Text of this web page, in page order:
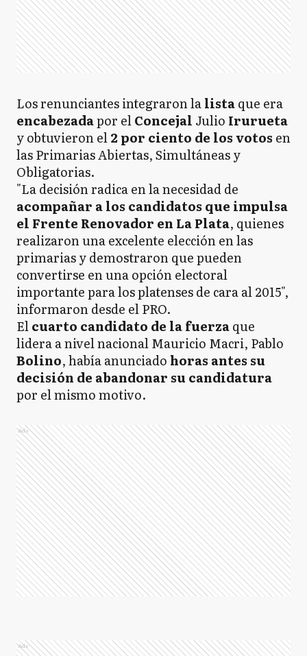
Los renunciantes integraron lalistaque era
encabezadapor elConcejal Julio Irurueta
y obtuvieron el2 por ciento de los votos en
las Primarias Abiertas, Simultáneas y
Obligatorias.
"La decisión radica en la necesidad de
acompañar a los candidatos que impulsa
el Frente Renovador en La Plata, quienes
realizaron una excelente elección en las
primarias y demostraron que pueden
convertirse en una opción electoral
importante para los platenses de cara al 2015",
informaron desde el PRO.
Elcuarto candidato de la fuerzaque
lidera a nivel nacional Mauricio Macri, Pablo
Bolino, había anunciado horas antes su
decisión de abandonar su candidatura
por el mismo motivo.
Ads
Ads